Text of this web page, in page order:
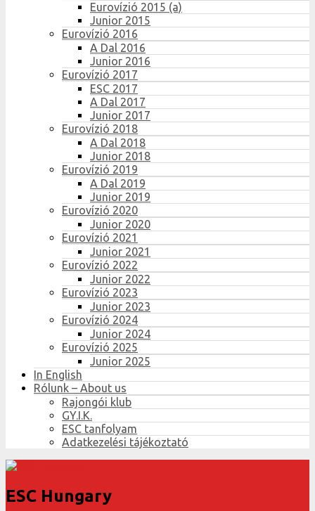
Eurovízió 2015 (a)
Junior 2015
Eurovízió 2016
A Dal 2016
Junior 2016
Eurovízió 2017
ESC 2017
A Dal 2017
Junior 2017
Eurovízió 2018
A Dal 2018
Junior 2018
Eurovízió 2019
A Dal 2019
Junior 2019
Eurovízió 2020
Junior 2020
Eurovízió 2021
Junior 2021
Eurovízió 2022
Junior 2022
Eurovízió 2023
Junior 2023
Eurovízió 2024
Junior 2024
Eurovízió 2025
Junior 2025
In English
Rólunk – About us
Rajongói klub
GY.I.K.
ESC tanfolyam
Adatkezelési tájékoztató
ESC Hungary